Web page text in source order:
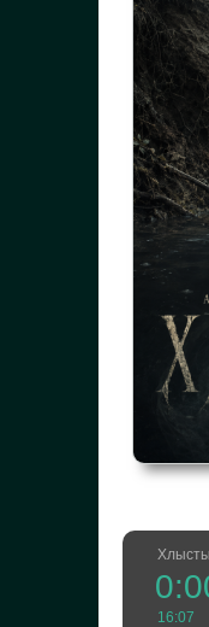
Хлысты
16:07